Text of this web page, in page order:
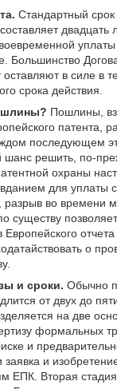
Стандартный срок
двадцать
Большинство
оставляют в силе в
срока действия.
Пошлины,
патента,
последующем
шанс решить, по-
охраны
для уплаты
разрыв во времени
существу
Европейского
о
и сроки. Обычно
от двух до
на две
формальных
и
и
ЕПК. Вторая стадия